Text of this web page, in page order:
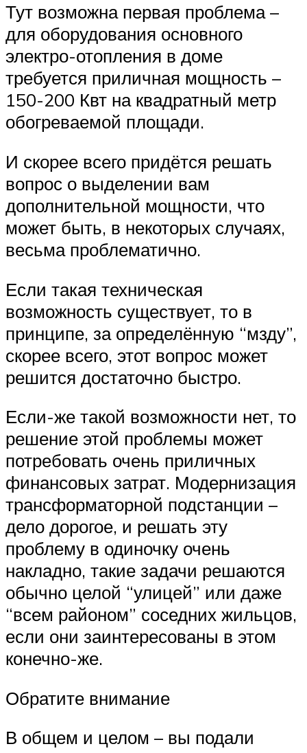
Тут возможна первая проблема –
для оборудования основного
электро-отопления в доме
требуется приличная мощность –
150-200 Квт на квадратный метр
обогреваемой площади.
И скорее всего придётся решать
вопрос о выделении вам
дополнительной мощности, что
может быть, в некоторых случаях,
весьма проблематично.
Если такая техническая
возможность существует, то в
принципе, за определённую “мзду”,
скорее всего, этот вопрос может
решится достаточно быстро.
Если-же такой возможности нет, то
решение этой проблемы может
потребовать очень приличных
финансовых затрат. Модернизация
трансформаторной подстанции –
дело дорогое, и решать эту
проблему в одиночку очень
накладно, такие задачи решаются
обычно целой “улицей” или даже
“всем районом” соседних жильцов,
если они заинтересованы в этом
конечно-же.
Обратите внимание
В общем и целом – вы подали